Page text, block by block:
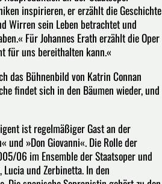
inspirieren, er erzählt die Geschichte
Wirren sein Leben betrachtet und
Für Johannes Erath erzählt die Oper
für uns bereithalten kann.«
das Bühnenbild von Katrin Connan
findet sich in den Bäumen wieder, und
ist regelmäßiger Gast an der
und »Don Giovanni«. Die Rolle der
06 im Ensemble der Staatsoper und
und Zerbinetta. In den